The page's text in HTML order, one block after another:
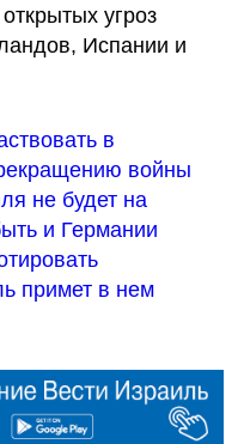
угроз
Испании и
в
войны
не будет на
и Германии
примет в нем